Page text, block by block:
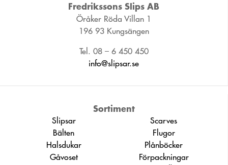
Fredrikssons Slips AB
Öråker Röda Villan 1
196 93 Kungsängen
Tel. 08 – 6 450 450
info@slipsar.se
Sortiment
Slipsar
Scarves
Bälten
Flugor
Halsdukar
Plånböcker
Gåvoset
Förpackningar